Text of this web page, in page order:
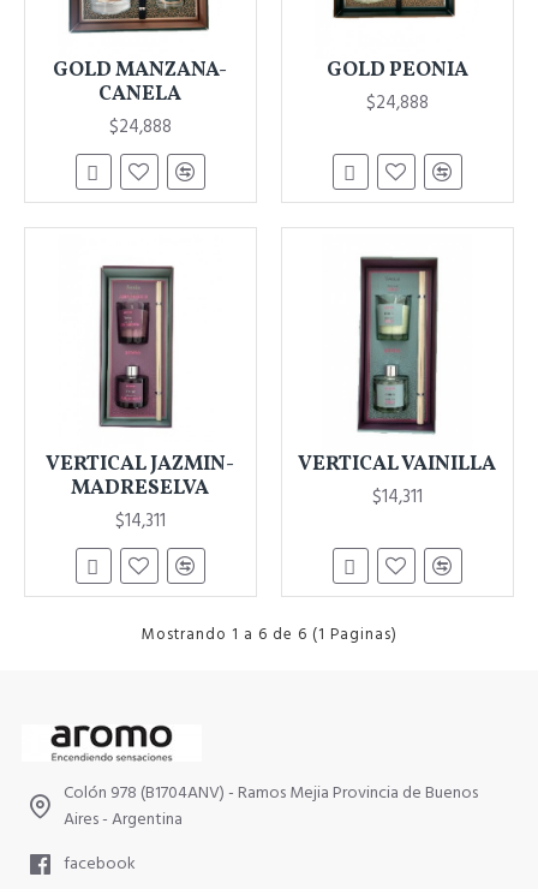
GOLD MANZANA-
CANELA
$24,888
GOLD PEONIA
$24,888
VERTICAL JAZMIN-
MADRESELVA
$14,311
VERTICAL VAINILLA
$14,311
Mostrando 1 a 6 de 6 (1 Paginas)
Colón 978 (B1704ANV) - Ramos Mejia Provincia de Buenos
Aires - Argentina
facebook